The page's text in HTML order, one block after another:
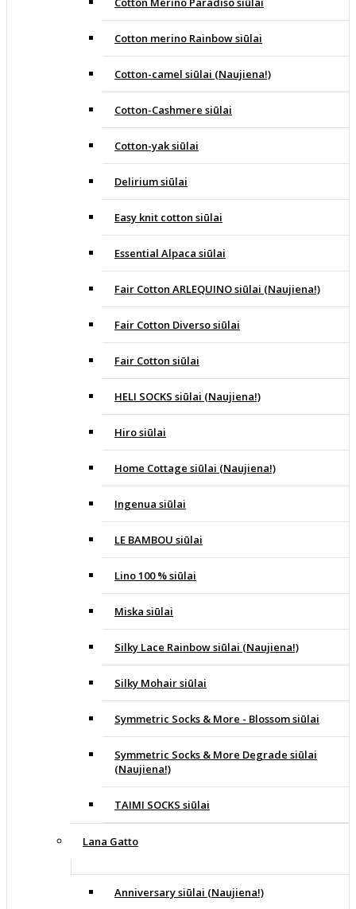
Cotton merino Rainbow siūlai
Cotton-camel siūlai (Naujiena!)
Cotton-Cashmere siūlai
Cotton-yak siūlai
Delirium siūlai
Easy knit cotton siūlai
Essential Alpaca siūlai
Fair Cotton ARLEQUINO siūlai (Naujiena!)
Fair Cotton Diverso siūlai
Fair Cotton siūlai
HELI SOCKS siūlai (Naujiena!)
Hiro siūlai
Home Cottage siūlai (Naujiena!)
Ingenua siūlai
LE BAMBOU siūlai
Lino 100 % siūlai
Miska siūlai
Silky Lace Rainbow siūlai (Naujiena!)
Silky Mohair siūlai
Symmetric Socks & More - Blossom siūlai
Symmetric Socks & More Degrade siūlai
(Naujiena!)
TAIMI SOCKS siūlai
Lana Gatto
Anniversary siūlai (Naujiena!)